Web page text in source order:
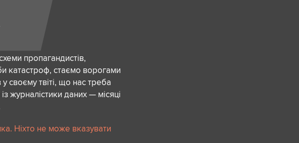
пропагандистів,
катастроф, стаємо ворогами
своєму твіті, що нас треба
журналістики даних — місяці
Ніхто не може вказувати